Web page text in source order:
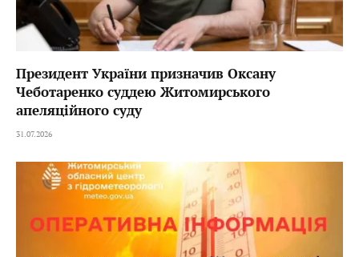
Президент України призначив Оксану
Чеботаренко суддею Житомирського
апеляційного суду
31.07.2026